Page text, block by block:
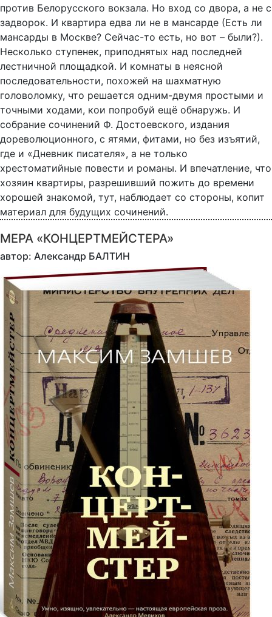
против Белорусского вокзала. Но вход со двора, а не с
задворок. И квартира едва ли не в мансарде (Есть ли
мансарды в Москве? Сейчас-то есть, но вот – были?).
Несколько ступенек, приподнятых над последней
лестничной площадкой. И комнаты в неясной
последовательности, похожей на шахматную
головоломку, что решается одним-двумя простыми и
точными ходами, кои попробуй ещё обнаружь. И
собрание сочинений Ф. Достоевского, издания
дореволюционного, с ятями, фитами, но без изъятий,
где и «Дневник писателя», а не только
хрестоматийные повести и романы. И впечатление, что
хозяин квартиры, разрешивший пожить до времени
хорошей знакомой, тут, наблюдает со стороны, копит
материал для будущих сочинений.
МЕРА «КОНЦЕРТМЕЙСТЕРА»
автор: Александр БАЛТИН